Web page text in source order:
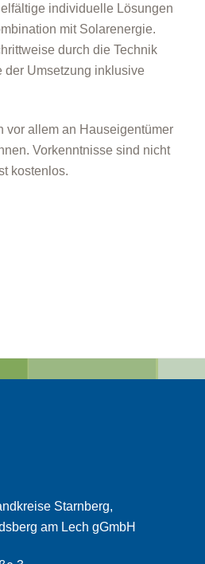
individuelle Lösungen
mit Solarenergie.
durch die Technik
der Umsetzung inklusive
vor allem an Hauseigentümer
Vorkenntnisse sind nicht
kostenlos.
Starnberg,
am Lech gGmbH